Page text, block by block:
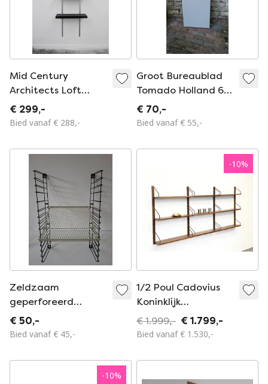
Mid Century
Architects Loft
Aluminium plank
€ 299,-
Bied vanaf € 288,-
Groot Bureaublad
Tomado Holland 65
x 28 cm
€ 70,-
Bied vanaf € 55,-
Zeldzaam
geperforeerd
tijdschriftenrek
literatuur rek
€ 50,-
Bied vanaf € 45,-
-10%
1/2 Poul Cadovius
Koninklijk
Reksysteem Mid
Century Teakhout
€ 1.999,- € 1.799,-
Bied vanaf € 1.530,-
-10%